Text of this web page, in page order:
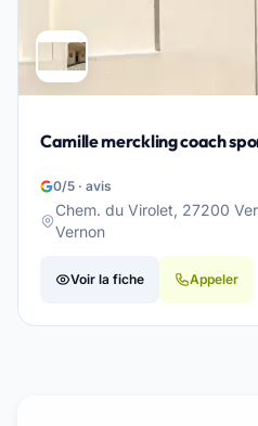
Camille merckling coach
0/5 · avis
Chem. du Virolet, 27200
Vernon
Voir la fiche Appeler